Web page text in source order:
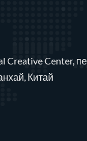
Creative Center,
Китай